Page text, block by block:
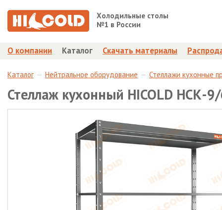
Холодильные столы
№1 в России
О компании Каталог Скачать материалы
Каталог Нейтральное оборудование Стеллажи кухонные
Стеллаж кухонный HICOLD НСК-